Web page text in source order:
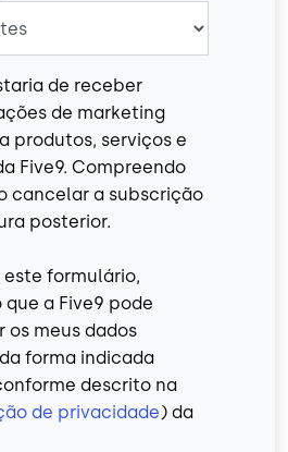
de receber
de marketing
produtos, serviços e
Five9. Compreendo
cancelar a subscrição
posterior.
este formulário,
a Five9 pode
os meus dados
forma indicada
descrito na
de privacidade) da